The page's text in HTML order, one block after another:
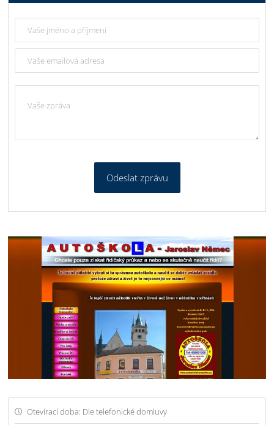
Odeslat zprávu
Otevírací doba: Dle telefonické domluvy